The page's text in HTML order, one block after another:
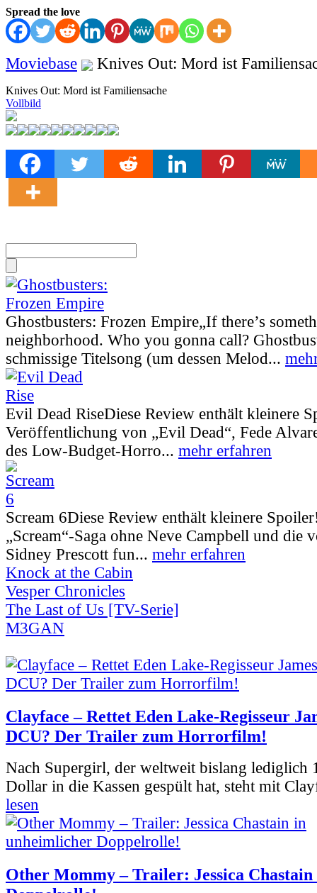
Spread the love
Moviebase Knives Out: Mord ist
Knives Out: Mord ist Familiensache
Vollbild
Ghostbusters: Frozen Empire„If there’s
neighborhood. Who you gonna call?
schmissige Titelsong (um dessen Melod...
Evil Dead RiseDiese Review enthält kleinere
Veröffentlichung von „Evil Dead“, Fede
des Low-Budget-Horro... mehr erfahren
Scream 6Diese Review enthält kleinere
„Scream“-Saga ohne Neve Campbell und die
Sidney Prescott fun... mehr erfahren
Knock at the Cabin
Vesper Chronicles
The Last of Us [TV-Serie]
M3GAN
Clayface – Rettet Eden Lake-Regisseur
DCU? Der Trailer zum Horrorfilm!
Nach Supergirl, der weltweit bislang lediglich
Dollar in die Kassen gespült hat, steht mit
lesen
Other Mommy – Trailer: Jessica